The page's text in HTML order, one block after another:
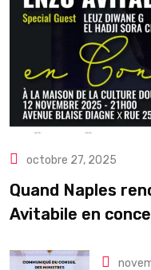
octobre 27, 2025
Quand Naples
Avitabile en